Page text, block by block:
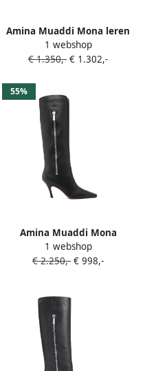
Amina Muaddi Mona leren
laarzen met rits Zwart
1 webshop
€ 1.350,- € 1.302,-
55%
Amina Muaddi Mona
laarzen met vierkante neus
en rits Zwart
1 webshop
€ 2.250,- € 998,-